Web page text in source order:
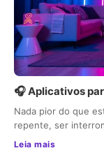
🎧 Aplicativos
Nada pior do que
repente, ser
Leia mais